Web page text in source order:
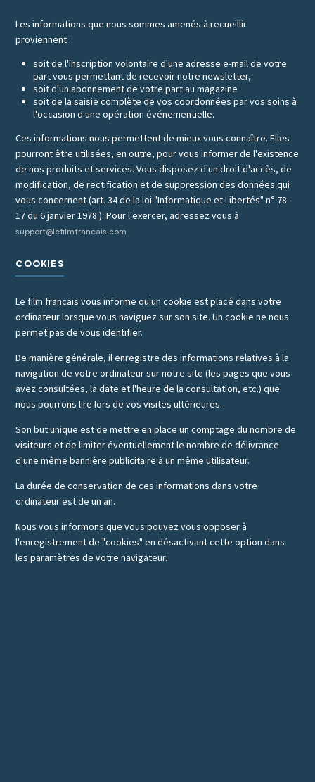
Les informations que nous sommes amenés à recueillir
proviennent :
soit de l'inscription volontaire d'une adresse e-mail de votre
part vous permettant de recevoir notre newsletter,
soit d'un abonnement de votre part au magazine
soit de la saisie complète de vos coordonnées par vos soins à
l'occasion d'une opération événementielle.
Ces informations nous permettent de mieux vous connaître. Elles
pourront être utilisées, en outre, pour vous informer de l'existence
de nos produits et services. Vous disposez d'un droit d'accès, de
modification, de rectification et de suppression des données qui
vous concernent (art. 34 de la loi "Informatique et Libertés" n° 78-
17 du 6 janvier 1978 ). Pour l'exercer, adressez vous à
support@lefilmfrancais.com
COOKIES
Le film francais vous informe qu'un cookie est placé dans votre
ordinateur lorsque vous naviguez sur son site. Un cookie ne nous
permet pas de vous identifier.
De manière générale, il enregistre des informations relatives à la
navigation de votre ordinateur sur notre site (les pages que vous
avez consultées, la date et l'heure de la consultation, etc.) que
nous pourrons lire lors de vos visites ultérieures.
Son but unique est de mettre en place un comptage du nombre de
visiteurs et de limiter éventuellement le nombre de délivrance
d'une même bannière publicitaire à un même utilisateur.
La durée de conservation de ces informations dans votre
ordinateur est de un an.
Nous vous informons que vous pouvez vous opposer à
l'enregistrement de "cookies" en désactivant cette option dans
les paramètres de votre navigateur.